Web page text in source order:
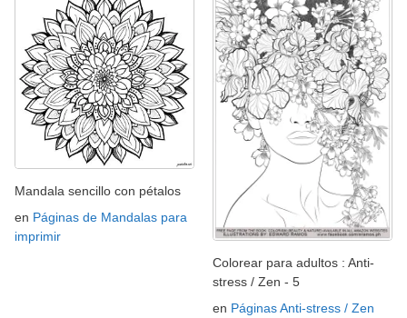
Mandala sencillo con pétalos
en Páginas de Mandalas para
imprimir
Colorear para adultos : Anti-
stress / Zen - 5
en Páginas Anti-stress / Zen